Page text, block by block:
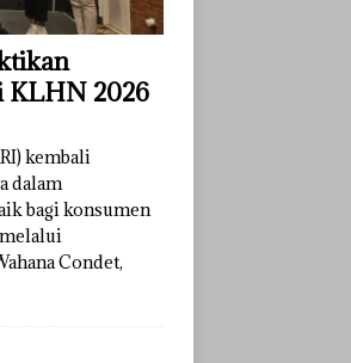
KLHN 2026
kembali
dalam
bagi konsumen
Condet,